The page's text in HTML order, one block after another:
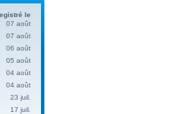
le
07 août
07 août
06 août
05 août
04 août
04 août
23 juil.
17 juil.